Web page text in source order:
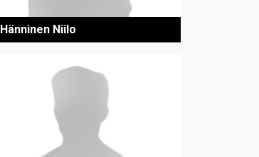
Hänninen Niilo